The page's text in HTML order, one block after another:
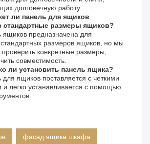
долговечную работу.
ли панель для ящиков
стандартные размеры ящиков?
предназначена для
размеров ящиков, но мы
конкретные размеры,
совместимость.
ли установить панель ящика?
ящиков поставляется с четкими
и легко устанавливается с помощью
фасад ящика шкафа